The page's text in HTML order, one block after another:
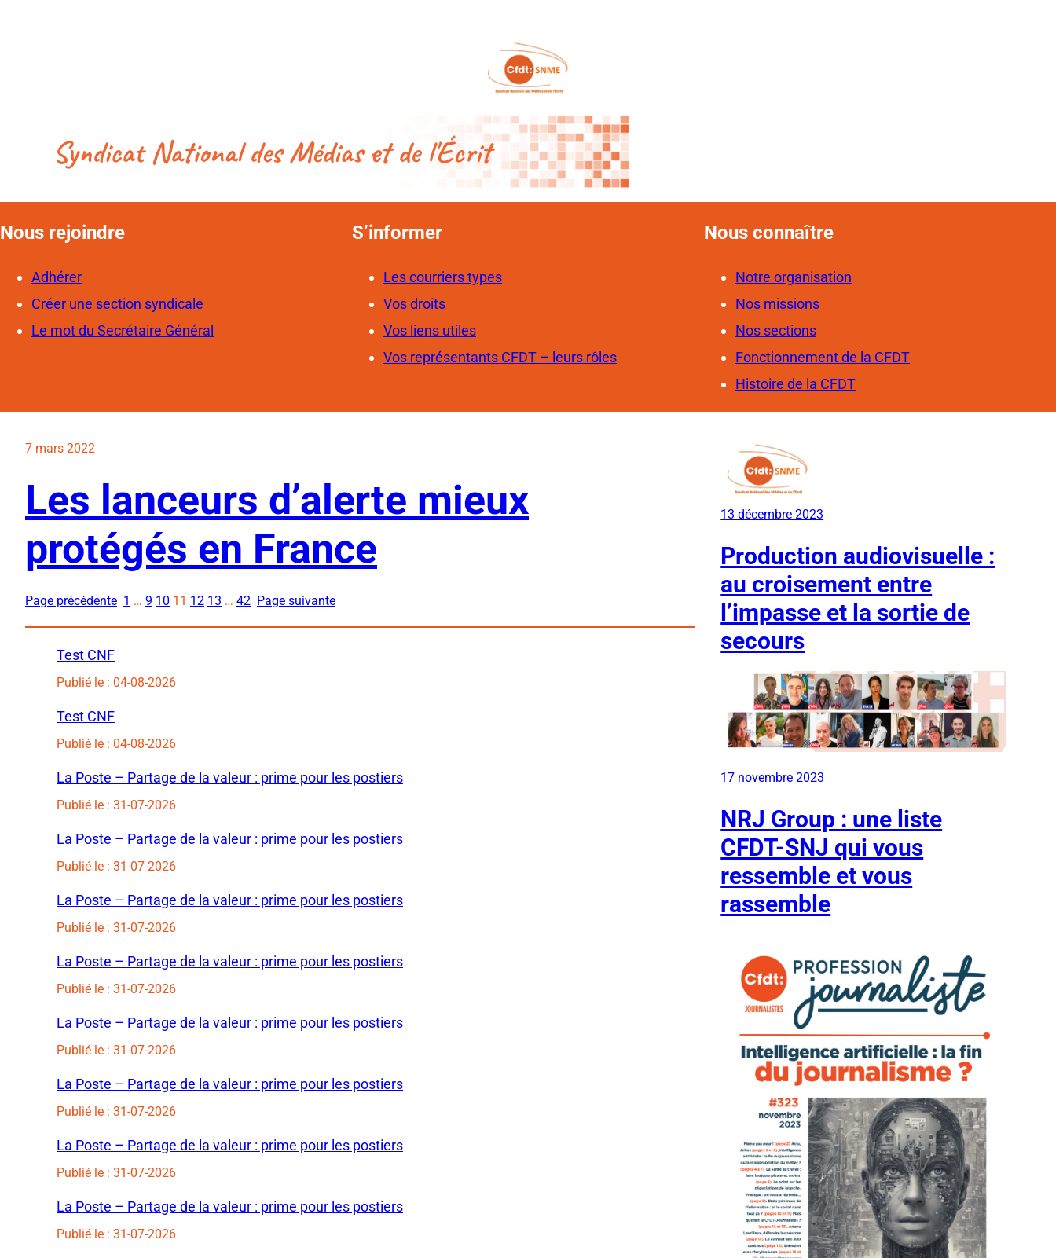
Nous rejoindre
Adhérer
Créer une section syndicale
Le mot du Secrétaire Général
S’informer
Les courriers types
Vos droits
Vos liens utiles
Vos représentants CFDT – leurs rôles
Nous connaître
Notre organisation
Nos missions
Nos sections
Fonctionnement de la CFDT
Histoire de la CFDT
7 mars 2022
Les lanceurs d’alerte mieux
protégés en France
Page précédente 1 … 9 10 11 12 13 … 42 Page suivante
Test CNF
Publié le : 04-08-2026
Test CNF
Publié le : 04-08-2026
La Poste – Partage de la valeur : prime pour les postiers
Publié le : 31-07-2026
La Poste – Partage de la valeur : prime pour les postiers
Publié le : 31-07-2026
La Poste – Partage de la valeur : prime pour les postiers
Publié le : 31-07-2026
La Poste – Partage de la valeur : prime pour les postiers
Publié le : 31-07-2026
La Poste – Partage de la valeur : prime pour les postiers
Publié le : 31-07-2026
La Poste – Partage de la valeur : prime pour les postiers
Publié le : 31-07-2026
La Poste – Partage de la valeur : prime pour les postiers
Publié le : 31-07-2026
La Poste – Partage de la valeur : prime pour les postiers
Publié le : 31-07-2026
13 décembre 2023
Production audiovisuelle :
au croisement entre
l’impasse et la sortie de
secours
17 novembre 2023
NRJ Group : une liste
CFDT-SNJ qui vous
ressemble et vous
rassemble